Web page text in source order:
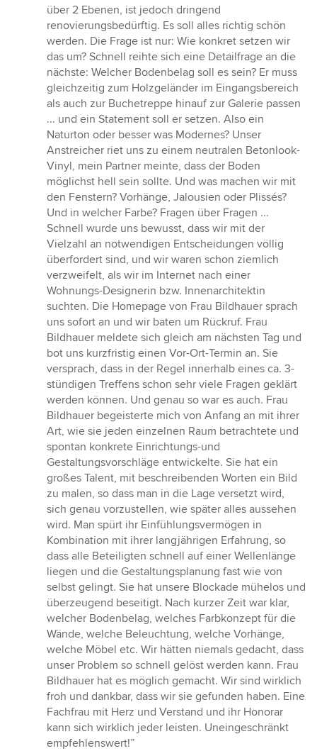
über 2 Ebenen, ist jedoch dringend
renovierungsbedürftig. Es soll alles richtig schön
werden. Die Frage ist nur: Wie konkret setzen wir
das um? Schnell reihte sich eine Detailfrage an die
nächste: Welcher Bodenbelag soll es sein? Er muss
gleichzeitig zum Holzgeländer im Eingangsbereich
als auch zur Buchetreppe hinauf zur Galerie passen
... und ein Statement soll er setzen. Also ein
Naturton oder besser was Modernes? Unser
Anstreicher riet uns zu einem neutralen Betonlook-
Vinyl, mein Partner meinte, dass der Boden
möglichst hell sein sollte. Und was machen wir mit
den Fenstern? Vorhänge, Jalousien oder Plissés?
Und in welcher Farbe? Fragen über Fragen ...
Schnell wurde uns bewusst, dass wir mit der
Vielzahl an notwendigen Entscheidungen völlig
überfordert sind, und wir waren schon ziemlich
verzweifelt, als wir im Internet nach einer
Wohnungs-Designerin bzw. Innenarchitektin
suchten. Die Homepage von Frau Bildhauer sprach
uns sofort an und wir baten um Rückruf. Frau
Bildhauer meldete sich gleich am nächsten Tag und
bot uns kurzfristig einen Vor-Ort-Termin an. Sie
versprach, dass in der Regel innerhalb eines ca. 3-
stündigen Treffens schon sehr viele Fragen geklärt
werden können. Und genau so war es auch. Frau
Bildhauer begeisterte mich von Anfang an mit ihrer
Art, wie sie jeden einzelnen Raum betrachtete und
spontan konkrete Einrichtungs-und
Gestaltungsvorschläge entwickelte. Sie hat ein
großes Talent, mit beschreibenden Worten ein Bild
zu malen, so dass man in die Lage versetzt wird,
sich genau vorzustellen, wie später alles aussehen
wird. Man spürt ihr Einfühlungsvermögen in
Kombination mit ihrer langjährigen Erfahrung, so
dass alle Beteiligten schnell auf einer Wellenlänge
liegen und die Gestaltungsplanung fast wie von
selbst gelingt. Sie hat unsere Blockade mühelos und
überzeugend beseitigt. Nach kurzer Zeit war klar,
welcher Bodenbelag, welches Farbkonzept für die
Wände, welche Beleuchtung, welche Vorhänge,
welche Möbel etc. Wir hätten niemals gedacht, dass
unser Problem so schnell gelöst werden kann. Frau
Bildhauer hat es möglich gemacht. Wir sind wirklich
froh und dankbar, dass wir sie gefunden haben. Eine
Fachfrau mit Herz und Verstand und ihr Honorar
kann sich wirklich jeder leisten. Uneingeschränkt
empfehlenswert!”